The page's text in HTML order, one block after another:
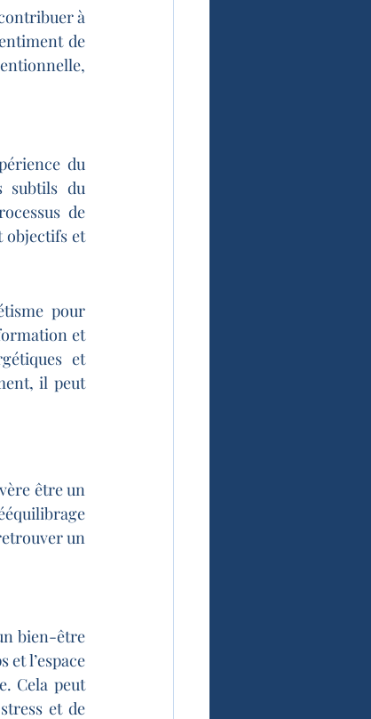
à
de
du
subtils du
de
objectifs et
pour
et
et
il peut
être un
un
bien-être
l’espace
Cela peut
et de